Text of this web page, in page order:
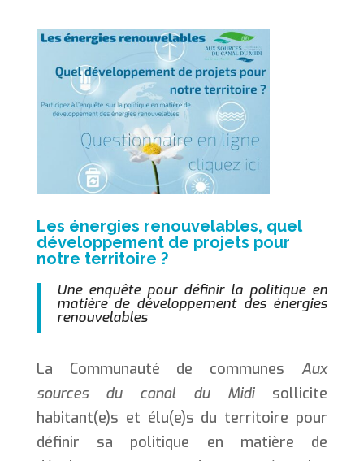
Les énergies renouvelables, quel
développement de projets pour
notre territoire ?
Une enquête pour définir la politique en
matière de développement des énergies
renouvelables
La Communauté de communesAux
sources du canal du Midisollicite
habitant(e)s et élu(e)s du territoire pour
définir sa politique en matière de